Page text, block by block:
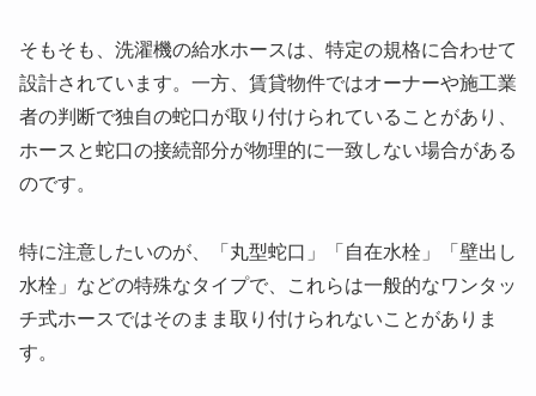
そもそも、洗濯機の給水ホースは、特定の規格に合わせて
設計されています。一方、賃貸物件ではオーナーや施工業
者の判断で独自の蛇口が取り付けられていることがあり、
ホースと蛇口の接続部分が物理的に一致しない場合がある
のです。
特に注意したいのが、「丸型蛇口」「自在水栓」「壁出し
水栓」などの特殊なタイプで、これらは一般的なワンタッ
チ式ホースではそのまま取り付けられないことがありま
す。